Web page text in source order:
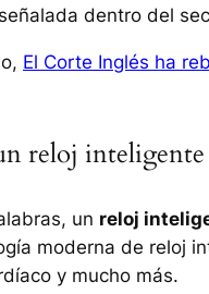
dentro del
El Corte Inglés ha
reloj
un reloj
moderna de reloj
y mucho más.